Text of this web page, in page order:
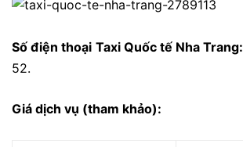
Số điện thoại Taxi Quốc tế Nha Trang:
52.
Giá dịch vụ (tham khảo):